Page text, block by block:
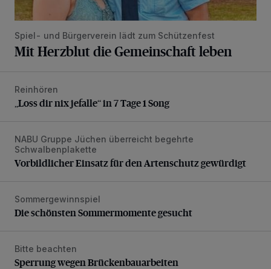
Spiel- und Bürgerverein lädt zum Schützenfest
Mit Herzblut die Gemeinschaft leben
„Loss dir nix jefalle“ in 7 Tage 1 Song
Reinhören
„Loss dir nix jefalle“ in 7 Tage 1 Song
Vorbildlicher Einsatz für den Artenschutz gewürdigt
NABU Gruppe Jüchen überreicht begehrte
Schwalbenplakette
Vorbildlicher Einsatz für den Artenschutz gewürdigt
Die schönsten Sommermomente gesucht
Sommergewinnspiel
Die schönsten Sommermomente gesucht
Sperrung wegen Brückenbauarbeiten
Bitte beachten
Sperrung wegen Brückenbauarbeiten